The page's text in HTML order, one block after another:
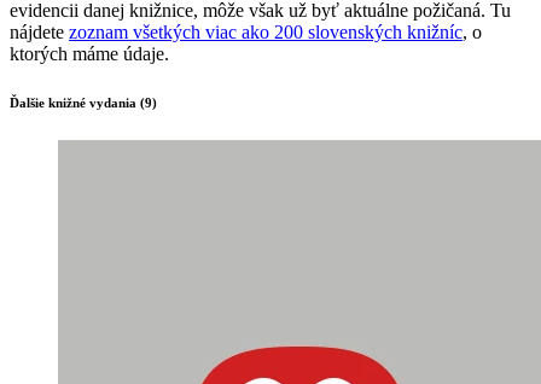
evidencii danej knižnice, môže však už byť aktuálne požičaná. Tu
nájdete zoznam všetkých viac ako 200 slovenských knižníc, o
ktorých máme údaje.
Ďalšie knižné vydania (9)